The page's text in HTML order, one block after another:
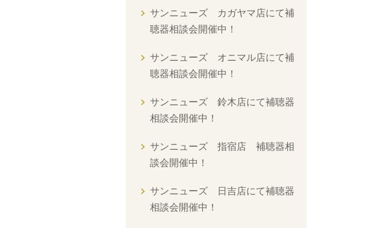
サンニューズ カガヤマ店にて補
聴器相談会開催中！
サンニューズ オニマル店にて補
聴器相談会開催中！
サンニューズ 鈴木店にて補聴器
相談会開催中！
サンニューズ 指宿店 補聴器相
談会開催中！
サンニューズ 日吉店にて補聴器
相談会開催中！